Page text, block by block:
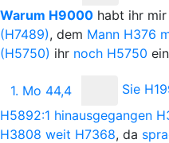
Warum H9000 habt ihr
(H7489), dem Mann H376
(H5750) ihr noch H5750
1. Mo 44,4 Sie
H5892:1 hinausgegangen
H3808 weit H7368, da